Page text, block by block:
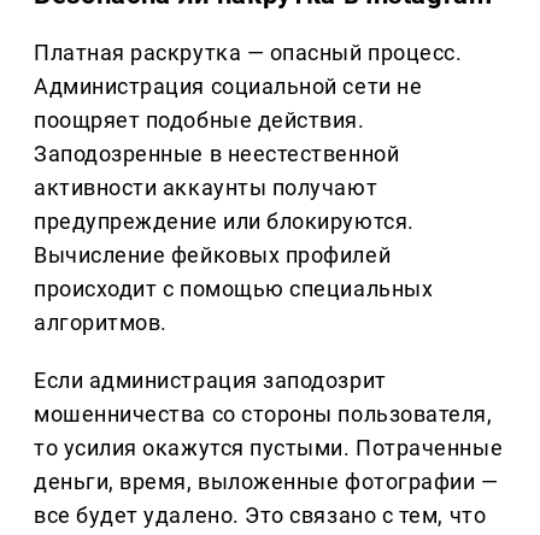
Платная раскрутка — опасный процесс.
Администрация социальной сети не
поощряет подобные действия.
Заподозренные в неестественной
активности аккаунты получают
предупреждение или блокируются.
Вычисление фейковых профилей
происходит с помощью специальных
алгоритмов.
Если администрация заподозрит
мошенничества со стороны пользователя,
то усилия окажутся пустыми. Потраченные
деньги, время, выложенные фотографии —
все будет удалено. Это связано с тем, что